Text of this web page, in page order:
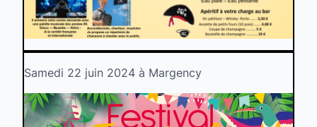
Samedi 22 juin 2024 à Margency